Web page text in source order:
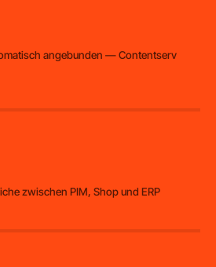
angebunden — Contentserv
zwischen PIM, Shop und ERP